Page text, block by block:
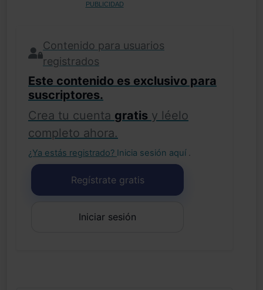
PUBLICIDAD
Contenido para usuarios
registrados
Este contenido es exclusivo para
suscriptores.
Crea tu cuenta gratis y léelo
completo ahora.
¿Ya estás registrado? Inicia sesión aquí .
Regístrate gratis
Iniciar sesión